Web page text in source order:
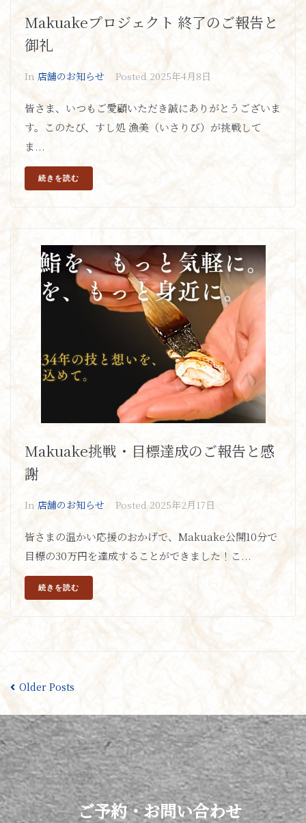
Makuakeプロジェクト 終了のご報告と
御礼
In 店舗のお知らせ Posted2025年4月8日
皆さま、いつもご愛顧いただき誠にありがとうございま
す。このたび、すし処 漁美（いさりび）が挑戦して
ま...
続きを読む
Makuake挑戦・目標達成のご報告と感
謝
In 店舗のお知らせ Posted2025年2月17日
皆さまの温かい応援のおかげで、Makuake公開10分で
目標の30万円を達成することができました！こ...
続きを読む
Older Posts
ご予約・お問い合わせ